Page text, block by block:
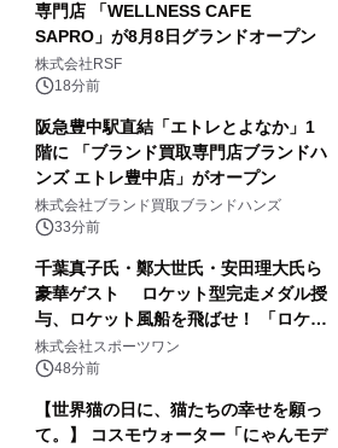
専門店 「WELLNESS CAFE
SAPRO」が8月8日グランドオープン
株式会社RSF
18分前
阪急豊中駅直結「エトレとよなか」1
階に 「ブランド買取専門店ブランドハ
ンズ エトレ豊中店」がオープン
株式会社ブランド買取ブランドハンズ
33分前
千葉真子氏・鄭大世氏・安田理大氏ら
豪華ゲスト ロケット型完走メダル授
与、ロケット風船を飛ばせ！ 「ロケッ
トマラソン2026」開催
株式会社スポーツワン
48分前
【世界猫の日に、猫たちの幸せを願っ
て。】 コスモウォーター「にゃんモデ